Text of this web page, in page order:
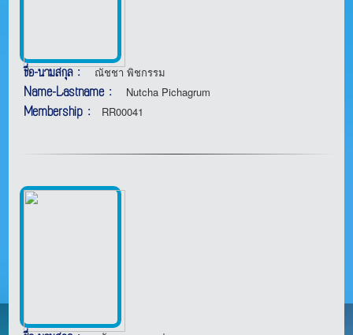
ชื่อ-นามสกุล : ณัชชา พิชกรรม
Name-Lastname : Nutcha Pichagrum
Membership : RR00041